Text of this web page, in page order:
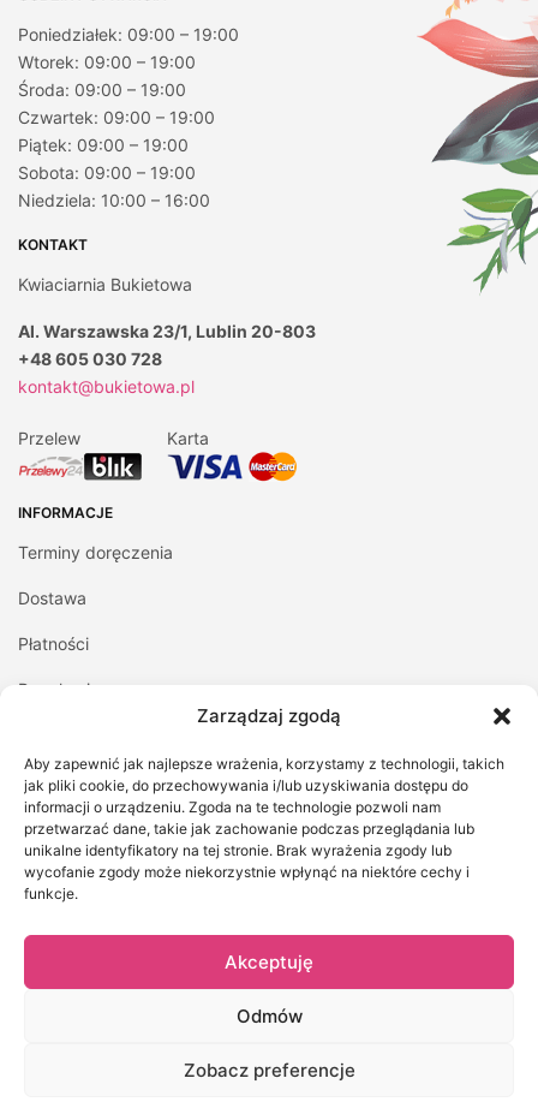
Zarządzaj zgodą
Aby zapewnić jak najlepsze wrażenia, korzystamy z technologii, takich
jak pliki cookie, do przechowywania i/lub uzyskiwania dostępu do
informacji o urządzeniu. Zgoda na te technologie pozwoli nam
przetwarzać dane, takie jak zachowanie podczas przeglądania lub
unikalne identyfikatory na tej stronie. Brak wyrażenia zgody lub
wycofanie zgody może niekorzystnie wpłynąć na niektóre cechy i
funkcje.
Akceptuję
Odmów
Zobacz preferencje
Poniedziałek: 09:00 – 19:00
Wtorek: 09:00 – 19:00
Środa: 09:00 – 19:00
Czwartek: 09:00 – 19:00
Piątek: 09:00 – 19:00
Sobota: 09:00 – 19:00
Niedziela: 10:00 – 16:00
KONTAKT
Kwiaciarnia Bukietowa
Al. Warszawska 23/1, Lublin 20-803
+48 605 030 728
kontakt@bukietowa.pl
Przelew Karta
INFORMACJE
Terminy doręczenia
Dostawa
Płatności
Regulamin
Kontakt z nami
MOJE KONTO
Logowanie/Rejestracja